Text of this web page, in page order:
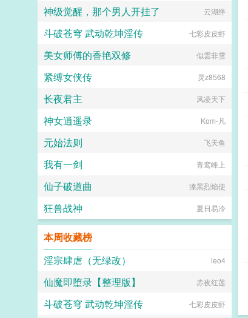
神级觉醒，那个男人开挂了 云湖绊
斗破苍穹 武动乾坤淫传 七彩皮皮虾
美女师傅的香艳双修 似雲非雪
紧缚女侠传 灵z8568
长夜君主 风凌天下
神女逍遥录 Kom-凡
元始法则 飞天鱼
我有一剑 青鸾峰上
仙子破道曲 漆黑烈焰使
狂兽战神 夏日易冷
本周收藏榜
淫宗肆虐（无绿改）
leo4
仙魔即堕录【整理版】 赤夜红莲
斗破苍穹 武动乾坤淫传 七彩皮皮虾